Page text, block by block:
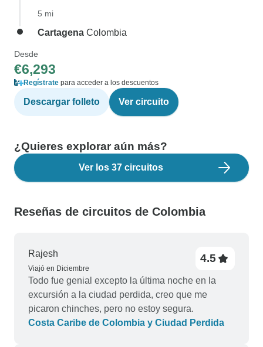
5 mi
Cartagena Colombia
Desde
€6,293
Regístrate para acceder a los descuentos
Descargar folleto Ver circuito
¿Quieres explorar aún más?
Ver los 37 circuitos
Reseñas de circuitos de Colombia
Rajesh
Viajó en Diciembre
4.5
Todo fue genial excepto la última noche en la
excursión a la ciudad perdida, creo que me
picaron chinches, pero no estoy segura.
Costa Caribe de Colombia y Ciudad Perdida